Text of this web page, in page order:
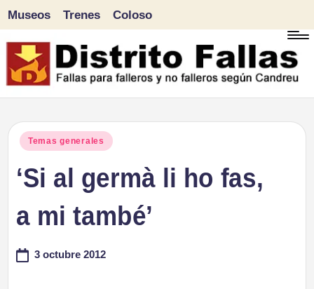
Saltar
al
Museos Trenes Coloso
Publicado
Temas generales
‘Si al germà li ho fas,
a mi també’
3 octubre 2012